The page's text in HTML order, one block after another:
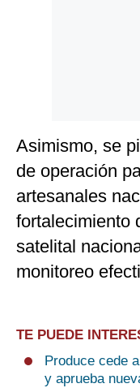
Asimismo, se
de operación
artesanales
fortalecimiento
satelital
monitoreo
TE PUEDE
Produce cede
y aprueba